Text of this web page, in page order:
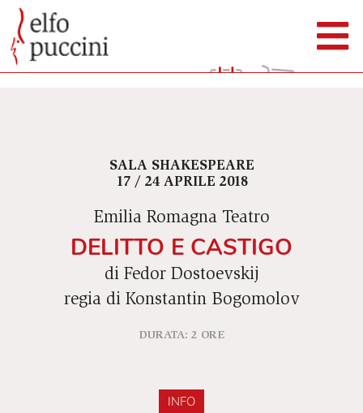
SALA SHAKESPEARE
17 / 24 APRILE 2018
Emilia Romagna Teatro
DELITTO E CASTIGO
di Fedor Dostoevskij
regia di Konstantin Bogomolov
DURATA: 2 ORE
INFO